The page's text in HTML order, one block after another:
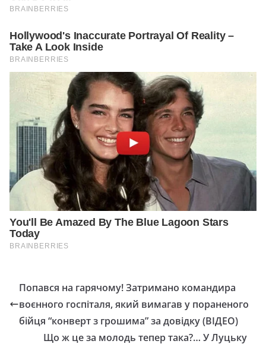
Попався на гарячому! Затримано командиpа
воєнного госпіталя, який вимагав у пораненого
бійця “конверт з грошима” за довідку (ВІДЕО)
Що ж це за молодь тепер така?… У Луцьку